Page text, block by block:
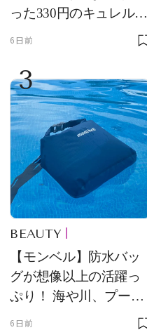
った330円のキュレル名
6日前
3
BEAUTY
【モンベル】防水バッ
グが想像以上の活躍っ
ぷり！ 海や川、プール
6日前